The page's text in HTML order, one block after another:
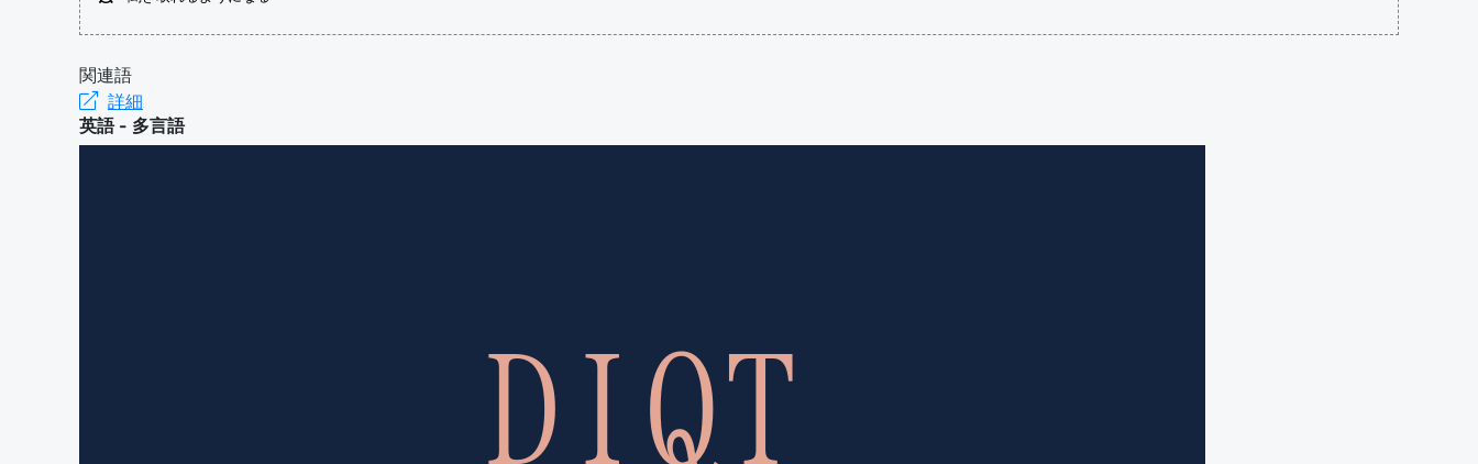
関連語
詳細
英語 - 多言語